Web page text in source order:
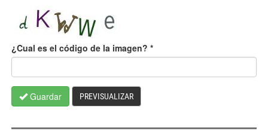
¿Cual es el código de la imagen? *
Guardar PREVISUALIZAR